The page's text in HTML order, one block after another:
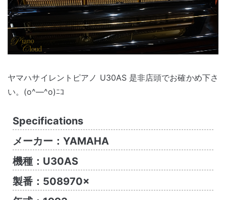
ヤマハサイレントピアノ U30AS 是非店頭でお確かめ下さ
い。(o^―^o)ﾆｺ
Specifications
メーカー：YAMAHA
機種：U30AS
製番：508970×